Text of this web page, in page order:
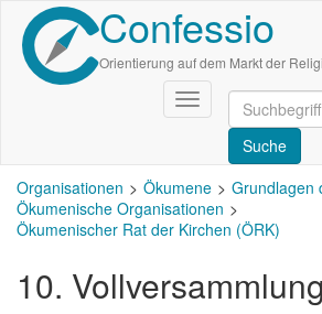
Direkt
zum
Inhalt
Confessio
Orientierung auf dem Markt der
Navigation
aktivieren/
Organisationen Ökumene
Grundlagen
Ökumenische Organisationen
Ökumenischer Rat der Kirchen (ÖRK)
10.